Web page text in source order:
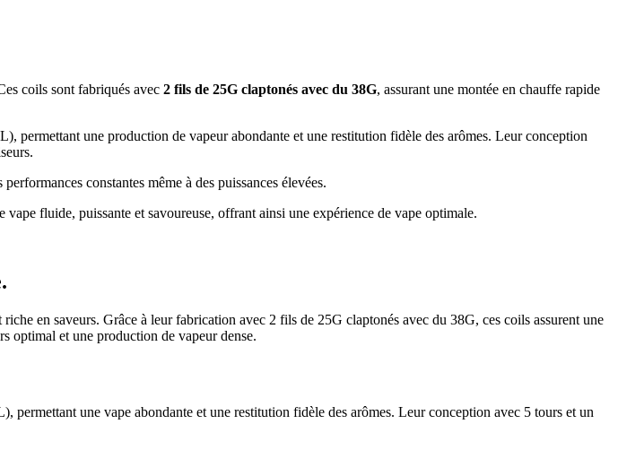
coils sont fabriqués avec 2 fils de 25G claptonés avec du 38G, assurant une montée en chauffe rapide
une production de vapeur abondante et une restitution fidèle des arômes. Leur conception
constantes même à des puissances élevées.
vape fluide, puissante et savoureuse, offrant ainsi une expérience de vape optimale.
en saveurs. Grâce à leur fabrication avec 2 fils de 25G claptonés avec du 38G, ces coils assurent une
optimal et une production de vapeur dense.
une vape abondante et une restitution fidèle des arômes. Leur conception avec 5 tours et un